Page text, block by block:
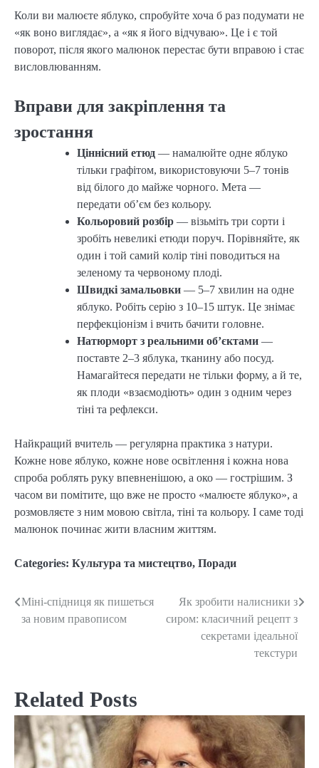
Коли ви малюєте яблуко, спробуйте хоча б раз подумати не
«як воно виглядає», а «як я його відчуваю». Це і є той
поворот, після якого малюнок перестає бути вправою і стає
висловлюванням.
Вправи для закріплення та
зростання
Ціннісний етюд — намалюйте одне яблуко
тільки графітом, використовуючи 5–7 тонів
від білого до майже чорного. Мета —
передати об’єм без кольору.
Кольоровий розбір — візьміть три сорти і
зробіть невеликі етюди поруч. Порівняйте, як
один і той самий колір тіні поводиться на
зеленому та червоному плоді.
Швидкі замальовки — 5–7 хвилин на одне
яблуко. Робіть серію з 10–15 штук. Це знімає
перфекціонізм і вчить бачити головне.
Натюрморт з реальними об’єктами —
поставте 2–3 яблука, тканину або посуд.
Намагайтеся передати не тільки форму, а й те,
як плоди «взаємодіють» один з одним через
тіні та рефлекси.
Найкращий вчитель — регулярна практика з натури.
Кожне нове яблуко, кожне нове освітлення і кожна нова
спроба роблять руку впевненішою, а око — гострішим. З
часом ви помітите, що вже не просто «малюєте яблуко», а
розмовляєте з ним мовою світла, тіні та кольору. І саме тоді
малюнок починає жити власним життям.
Categories: Культура та мистецтво, Поради
Post
navigation
Міні-спідниця як пишеться
за новим правописом
Як зробити налисники з
сиром: класичний рецепт з
секретами ідеальної
текстури
Related Posts